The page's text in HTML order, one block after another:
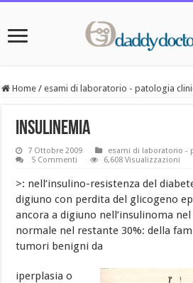
Home / esami di laboratorio - patologia
insulinemia
7 Ottobre 2009
esami di laboratorio -
5 Commenti
6,608 Visualizzazioni
>: nell’insulino-resistenza del
digiuno con perdita del glicogeno
ancora a digiuno nell’insulinoma
normale nel restante 30%: della
tumori benigni da
iperplasia o